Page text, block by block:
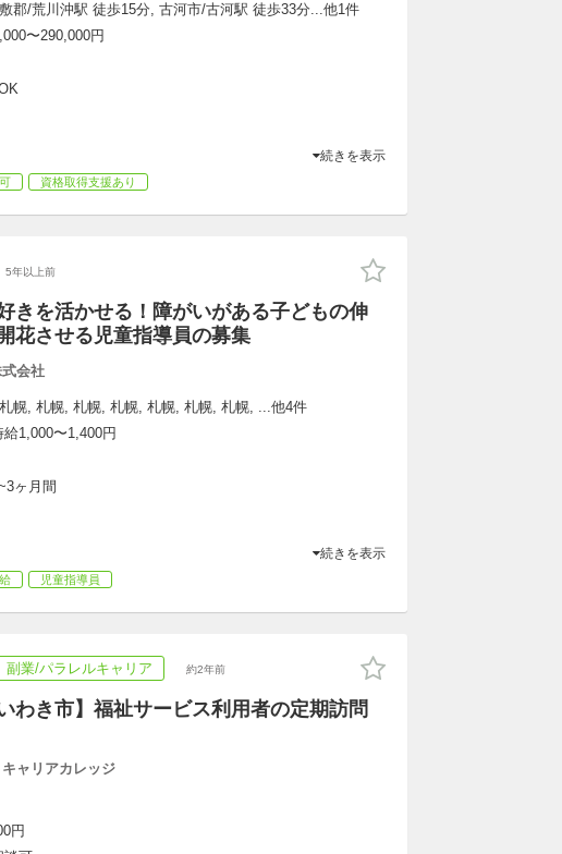
郡/荒川沖駅 徒歩15分, 古河市/古河駅 徒歩33分...他1件
〜290,000円
続きを表示
資格取得支援あり
5年以上前
きを活かせる！障がいがある子どもの伸
花させる児童指導員の募集
会社
幌, 札幌, 札幌, 札幌, 札幌, 札幌, 札幌, ...他4件
1,000〜1,400円
ヶ月間
続きを表示
児童指導員
副業/パラレルキャリア 約2年前
わき市】福祉サービス利用者の定期訪問
ャリアカレッジ
円